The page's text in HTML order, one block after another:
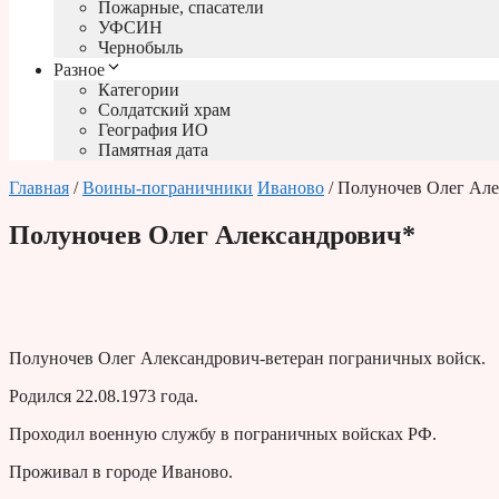
Пожарные, спасатели
УФСИН
Чернобыль
Разное
Категории
Солдатский храм
География ИО
Памятная дата
Главная /Воины-пограничники Иваново / Полуночев Олег
Полуночев Олег Александрович*
Полуночев Олег Александрович-ветеран пограничных войск.
Родился 22.08.1973 года.
Проходил военную службу в пограничных войсках РФ.
Проживал в городе Иваново.